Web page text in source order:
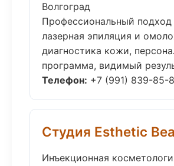
Волгоград
Профессиональный подход
лазерная эпиляция и
диагностика кожи,
программа, видимый
Телефон: +7 (991) 839-85-
Студия Esthetic
Инъекционная